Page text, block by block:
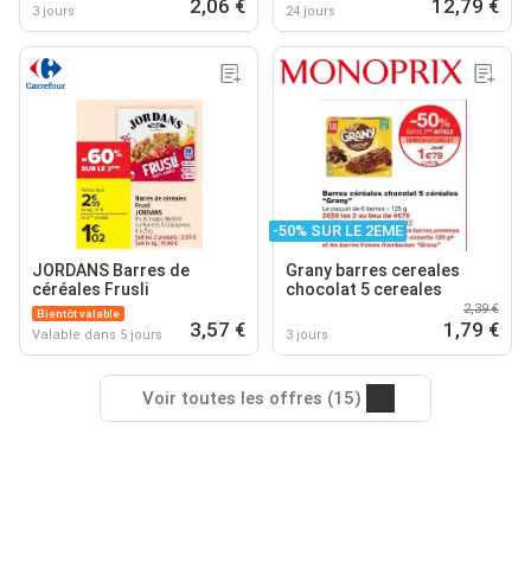
3 jours 2,06 € 24 jours 12,79 €
JORDANS Barres de
céréales Frusli
Bientôt valable
Valable dans 5 jours 3,57 €
-50% SUR LE 2EME
Grany barres cereales
chocolat 5 cereales
3 jours
2,39 €
1,79 €
Voir toutes les offres (15)